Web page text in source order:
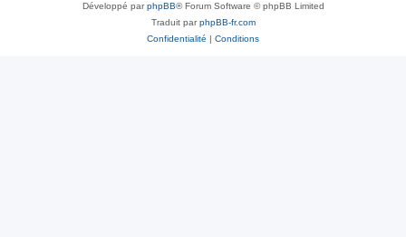
Développé parphpBB® Forum Software © phpBB Limited
Traduit parphpBB-fr.com
Confidentialité | Conditions